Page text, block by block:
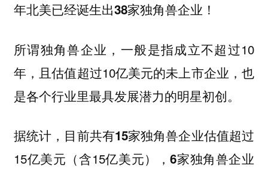
年北美已经诞生出38家独角兽企业！
所谓独角兽企业，一般是指成立不超过10
年，且估值超过10亿美元的未上市企业，也
是各个行业里最具发展潜力的明星初创。
据统计，目前共有15家独角兽企业估值超过
15亿美元（含15亿美元），6家独角兽企业